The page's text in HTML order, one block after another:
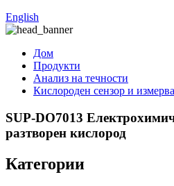
English
Дом
Продукти
Анализ на течности
Кислороден сензор и
SUP-DO7013
разтворен кислород
Категории